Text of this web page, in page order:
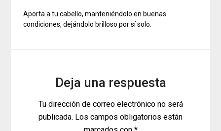
Aporta a tu cabello, manteniéndolo en buenas
condiciones, dejándolo brilloso por sí solo.
Deja una respuesta
Tu dirección de correo electrónico no será
publicada. Los campos obligatorios están